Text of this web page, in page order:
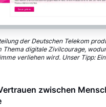
der Deutschen Telekom
Thema digitale Zivilcourage,
verliehen wird. Unser Tipp:
zwischen